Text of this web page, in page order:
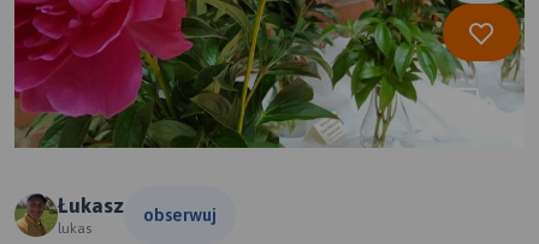
Łukasz
lukas
obserwuj